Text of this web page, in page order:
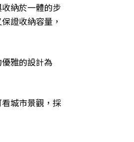
納於一體的步
證收納容量，
雅的設計為
城市景觀，採